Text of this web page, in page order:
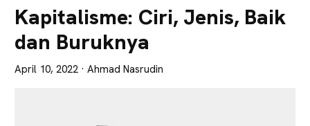
Tajam
Kapitalisme: Ciri, Jenis, Baik
dan Buruknya
April 10, 2022 · Ahmad Nasrudin